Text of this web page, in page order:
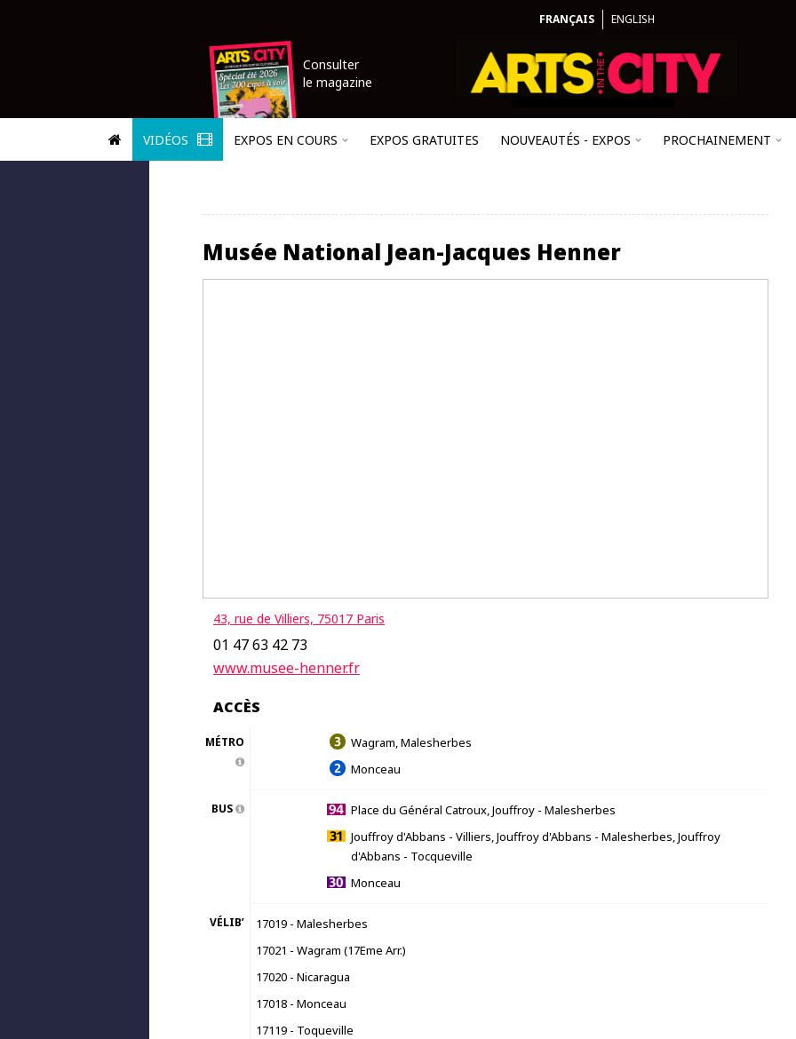
FRANÇAIS ENGLISH
Consulter
le magazine
VIDÉOS EXPOS EN COURS EXPOS GRATUITES NOUVEAUTÉS - EXPOS PROCHAINEMENT
Musée National Jean-Jacques Henner
43, rue de Villiers, 75017 Paris
01 47 63 42 73
www.musee-henner.fr
ACCÈS
MÉTRO
Wagram, Malesherbes
Monceau
BUS
Place du Général Catroux, Jouffroy - Malesherbes
Jouffroy d'Abbans - Villiers, Jouffroy d'Abbans - Malesherbes, Jouffroy
d'Abbans - Tocqueville
Monceau
VÉLIB’
17019 - Malesherbes
17021 - Wagram (17Eme Arr.)
17020 - Nicaragua
17018 - Monceau
17119 - Toqueville